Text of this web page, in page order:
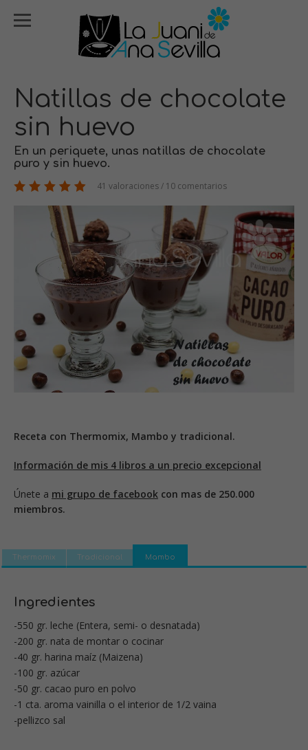
Natillas de chocolate
sin huevo
En un periquete, unas natillas de chocolate
puro y sin huevo.
41 valoraciones / 10 comentarios
Receta con Thermomix, Mambo y tradicional.
Información de mis 4 libros a un precio excepcional
Únete a mi grupo de facebook con mas de 250.000
miembros.
Thermomix Tradicional Mambo
Ingredientes
-550 gr. leche (Entera, semi- o desnatada)
-200 gr. nata de montar o cocinar
-40 gr. harina maíz (Maizena)
-100 gr. azúcar
-50 gr. cacao puro en polvo
-1 cta. aroma vainilla o el interior de 1/2 vaina
-pellizco sal